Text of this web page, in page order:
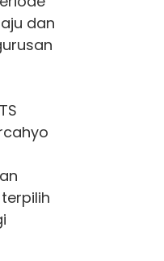
dan